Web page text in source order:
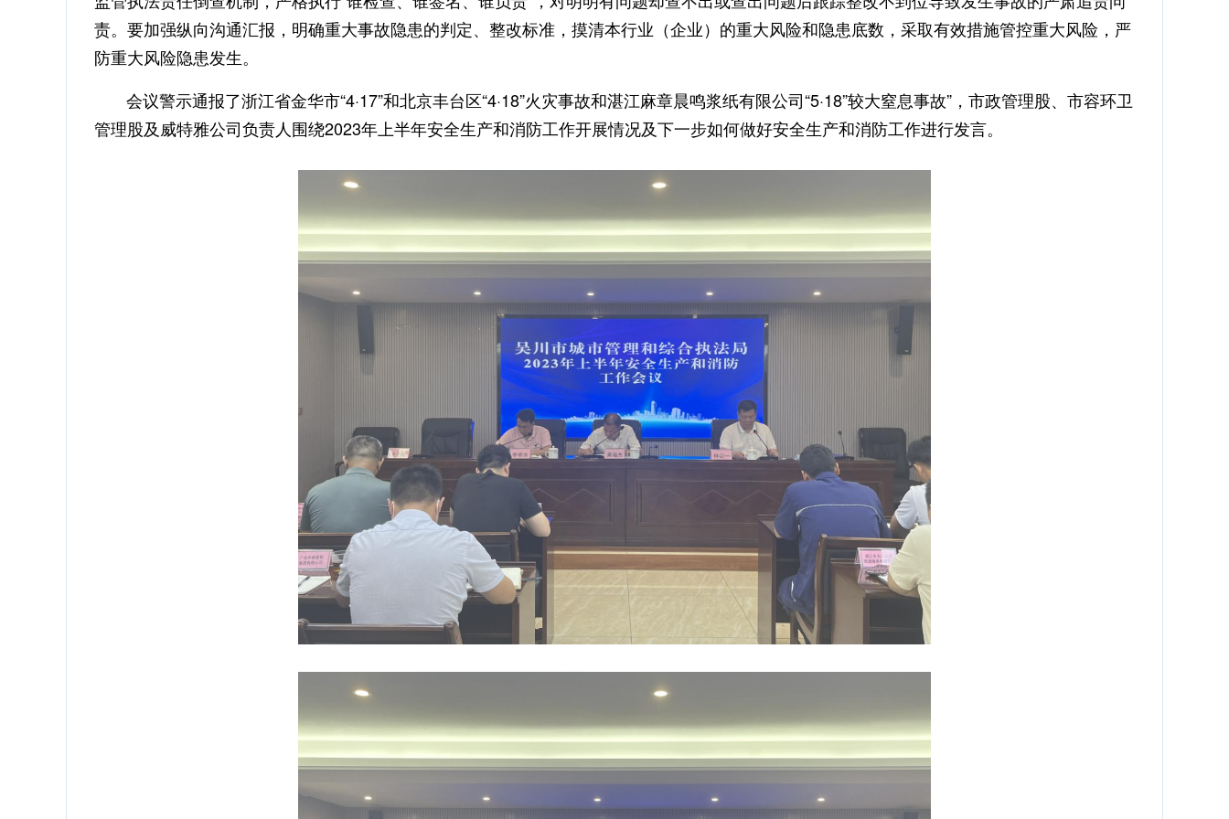
责。要加强纵向沟通汇报，明确重大事故隐患的判定、整改标准，摸清本行业（企业）的重大风险和隐患底数，采取有效措施管控重大风险，严
防重大风险隐患发生。
会议警示通报了浙江省金华市“4·17”和北京丰台区“4·18”火灾事故和湛江麻章晨鸣浆纸有限公司“5·18”较大窒息事故”，市政管理股、市容环卫
管理股及威特雅公司负责人围绕2023年上半年安全生产和消防工作开展情况及下一步如何做好安全生产和消防工作进行发言。